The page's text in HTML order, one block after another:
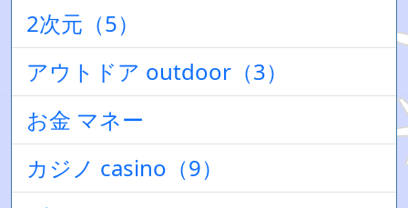
2次元（5）
アウトドア outdoor（3）
お金 マネー
カジノ casino（9）